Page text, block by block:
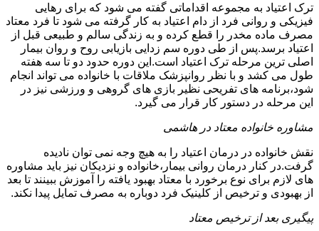
ترک اعتیاد به مجموعه اقداماتی گفته می شود که برای رهایی
فیزیکی و روانی فرد از دام اعتیاد به کار گرفته می شود تا فرد معتاد
مصرف ماده مخدر را قطع کرده و به زندگی سالم و طبیعی قبل از
اعتیاد برسد.پس از طی دوره سم زدایی بازیابی روح و روان بیمار
اصلی ترین مرحله ترک اعتیاد است.این دوره حدود دو تا سه هفته
طول می کشد و با نظر روانپزشک ملاقات با خانواده می تواند انجام
شود،برنامه های تفریحی نظیر بازی های گروهی و ورزشی نیز در
این مرحله در دستور کار قرار می گیرد.
مشاوره خانواده معتاد در هاشمی
نقش خانواده در درمان اعتیاد را به هیچ وجه نمی توان نادیده
گرفت.در کنار درمان روانی بیمار،خانواده و نزدیکان نیز باید مشاوره
های لازم برای نوع برخورد با معتاد بهبود یافته را آموزش ببینند تا بعد
از بهبودی و ترخیص از کلینیک فرد دوباره به مصرف تمایل پیدا نکند.
پیگیری بعد از ترخیص معتاد